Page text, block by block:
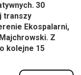
30
transzy
Ekospalarni,
Z
kolejne 15